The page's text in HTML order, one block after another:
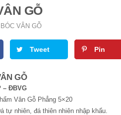
GỖ
VÂN GỖ
Tweet Pin
GỖ
– ĐBVG
Vân Gỗ Phẳng 5×20
tự nhiên, đá thiên nhiên nhập khẩu.